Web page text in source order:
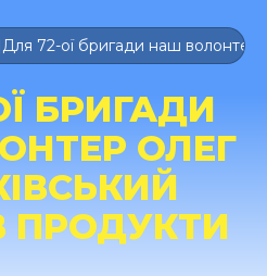
Для 72-ої бригади наш
БРИГАДИ
ОЛЕГ
ПРОДУКТИ